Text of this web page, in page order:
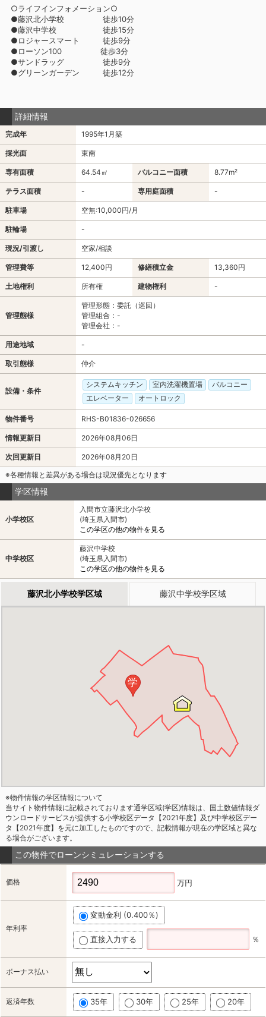
○ライフインフォメーション○
●藤沢北小学校 徒歩10分
●藤沢中学校 徒歩15分
●ロジャースマート 徒歩9分
●ローソン100 徒歩3分
●サンドラッグ 徒歩9分
●グリーンガーデン 徒歩12分
詳細情報
完成年 1995年1月築
採光面 東南
専有面積 64.54㎡ バルコニー面積 8.77m²
テラス面積 - 専用庭面積 -
駐車場 空無:10,000円/月
駐輪場 -
現況/引渡し 空家/相談
管理費等 12,400円 修繕積立金 13,360円
土地権利 所有権 建物権利 -
管理態様
管理形態：委託（巡回）
管理組合：-
管理会社：-
用途地域 -
取引態様 仲介
設備・条件
システムキッチン 室内洗濯機置場
バルコニー
エレベーター
オートロック
物件番号 RHS-B01836-026656
情報更新日 2026年08月06日
次回更新日
2026年08月20日
※各種情報と差異がある場合は現況優先となります
学区情報
小学校区
入間市立藤沢北小学校
(埼玉県入間市)
この学区の他の物件を見る
中学校区
藤沢中学校
(埼玉県入間市)
この学区の他の物件を見る
藤沢北小学校学区域 藤沢中学校学区域
学
※物件情報の学区情報について
当サイト物件情報に記載されております通学区域(学区)情報は、国土数値情報ダ
ウンロードサービスが提供する小学校区データ【2021年度】及び中学校区デー
タ【2021年度】を元に加工したものですので、記載情報が現在の学区域と異な
る場合がございます。
この物件でローンシミュレーションする
価格 万円
年利率
変動金利 (0.400％)
直接入力する ％
ボーナス払い
返済年数 35年 30年 25年 20年